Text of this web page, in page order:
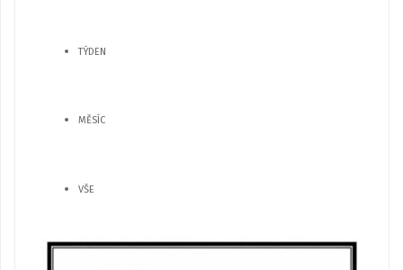
TÝDEN
MĚSÍC
VŠE